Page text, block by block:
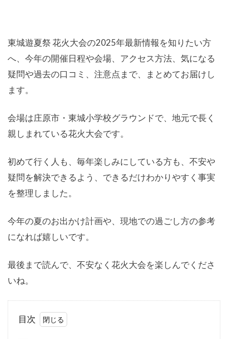
東城遊夏祭 花火大会の2025年最新情報を知りたい方
へ、今年の開催日程や会場、アクセス方法、気になる
疑問や過去の口コミ、注意点まで、まとめてお届けし
ます。
会場は庄原市・東城小学校グラウンドで、地元で長く
親しまれている花火大会です。
初めて行く人も、毎年楽しみにしている方も、不安や
疑問を解決できるよう、できるだけわかりやすく事実
を整理しました。
今年の夏のお出かけ計画や、現地での過ごし方の参考
になれば嬉しいです。
最後まで読んで、不安なく花火大会を楽しんでくださ
いね。
目次